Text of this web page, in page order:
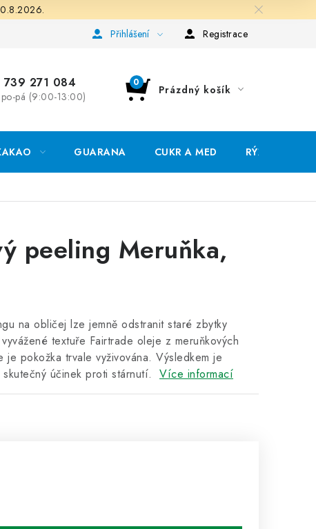
osobních údajů Přihlášení Registrace
739 271 084
po-pá (9:00-13:00)
NÁKUPNÍ
Prázdný košík
GUARANA CUKR A MED RÝŽE,
peeling Meruňka,
na obličej lze jemně odstranit staré zbytky
textuře Fairtrade oleje z meruňkových
pokožka trvale vyživována. Výsledkem je
skutečný účinek proti stárnutí. Více informací